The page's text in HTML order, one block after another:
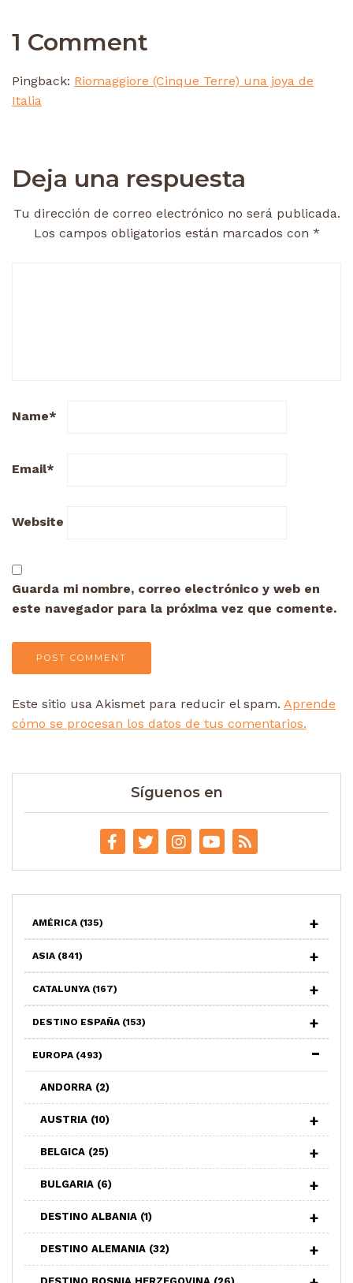
1 Comment
Pingback: Riomaggiore (Cinque Terre) una joya de
Italia
Deja una respuesta
Tu dirección de correo electrónico no será publicada.
Los campos obligatorios están marcados con *
Name*
Email*
Website
Guarda mi nombre, correo electrónico y web en
este navegador para la próxima vez que comente.
Este sitio usa Akismet para reducir el spam. Aprende
cómo se procesan los datos de tus comentarios.
Síguenos en
AMÉRICA (135)
ASIA (841)
CATALUNYA (167)
DESTINO ESPAÑA (153)
EUROPA (493)
ANDORRA (2)
AUSTRIA (10)
BELGICA (25)
BULGARIA (6)
DESTINO ALBANIA (1)
DESTINO ALEMANIA (32)